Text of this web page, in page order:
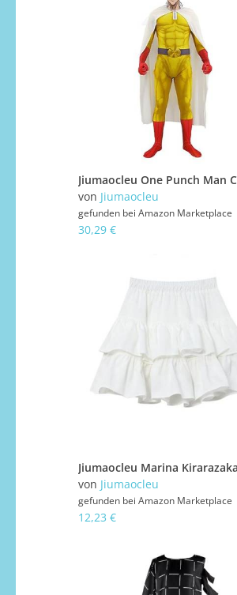
von Jiumaocleu
gefunden bei Amazon Marketplace
30,29 €
von Jiumaocleu
gefunden bei Amazon Marketplace
12,23 €